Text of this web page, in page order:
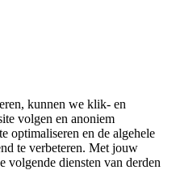
kunnen we klik- en
volgen en anoniem
optimaliseren en de algehele
te verbeteren. Met jouw
volgende diensten van derden